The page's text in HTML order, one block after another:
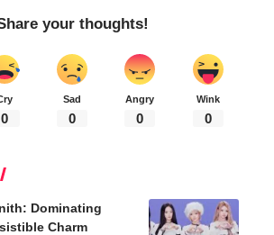
your thoughts!
0
Sad
0
Angry
0
Wink
0
Dominating
Charm